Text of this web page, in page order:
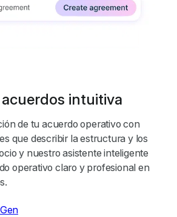
intuitiva
de tu acuerdo operativo con
que describir la estructura y los
y nuestro asistente inteligente
operativo claro y profesional en